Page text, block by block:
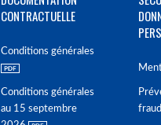
CONTRACTUELLE
Conditions générales
Conditions générales
au 15 septembre